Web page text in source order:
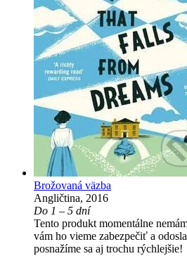
Brožovaná väzba
Angličtina, 2016
Do 1 – 5 dní
Tento produkt momentálne
vám ho vieme zabezpečiť a
posnažíme sa aj trochu rýchlejšie!